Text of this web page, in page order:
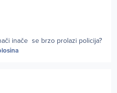
inače se brzo prolazi policija?